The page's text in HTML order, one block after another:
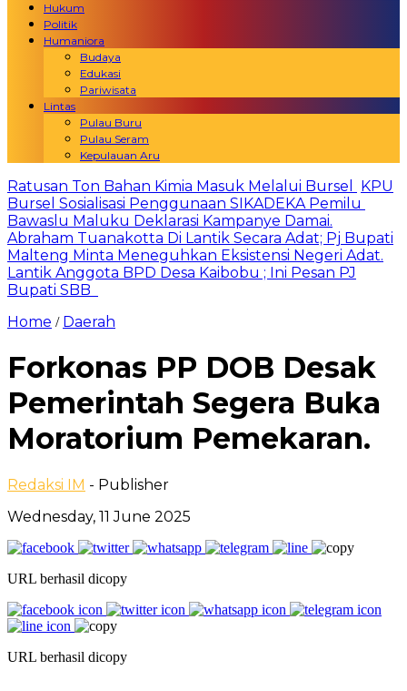
Hukum
Politik
Humaniora
Budaya
Edukasi
Pariwisata
Lintas
Pulau Buru
Pulau Seram
Kepulauan Aru
Ratusan Ton Bahan Kimia Masuk Melalui Bursel
KPU
Bursel Sosialisasi Penggunaan SIKADEKA Pemilu
Bawaslu Maluku Deklarasi Kampanye Damai.
Abraham Tuanakotta Di Lantik Secara Adat; Pj Bupati
Malteng Minta Meneguhkan Eksistensi Negeri Adat.
Lantik Anggota BPD Desa Kaibobu ; Ini Pesan PJ
Bupati SBB
Home / Daerah
Forkonas PP DOB Desak
Pemerintah Segera Buka
Moratorium Pemekaran.
Redaksi IM - Publisher
Wednesday, 11 June 2025
URL berhasil dicopy
URL berhasil dicopy